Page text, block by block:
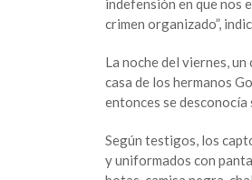
indefensión en que nos
crimen organizado”,
La noche del viernes,
casa de los hermanos
entonces se desconocía
Según testigos, los
y uniformados con